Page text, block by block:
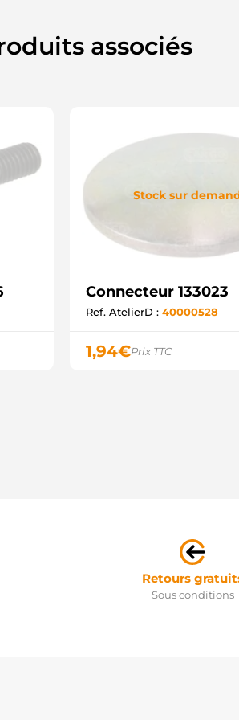
associés
Stock sur
Connecteur 133023
Ref. AtelierD : 40000528
1,94€Prix TTC
Retours
Sous conditions